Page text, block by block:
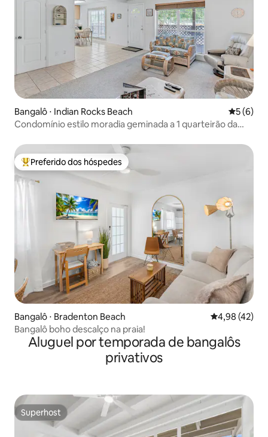
Bangalô ⋅ Indian Rocks Beach 5 de
5 (6)
Condomínio estilo moradia geminada a 1 quarteirão da
Entre os melhores preferidos dos hóspedes
Preferido dos hóspedes
Bangalô ⋅ Bradenton Beach 4,98 de uma
4,98 (42)
Bangalô boho descalço na praia!
Aluguel por temporada de bangalôs
privativos
Superhost
Superhost